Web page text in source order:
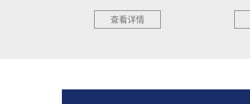
查看详情